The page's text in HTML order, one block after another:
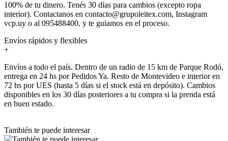
100% de tu dinero. Tenés 30 días para cambios (excepto ropa
interior). Contactanos en contacto@grupoleitex.com, Instagram
vcp.uy o al 095488400, y te guiamos en el proceso.
Envíos rápidos y flexibles
+
Envíos a todo el país. Dentro de un radio de 15 km de Parque Rodó,
entrega en 24 hs por Pedidos Ya. Resto de Montevideo e interior en
72 hs por UES (hasta 5 días si el stock está en depósito). Cambios
disponibles en los 30 días posteriores a tu compra si la prenda está
en buen estado.
También te puede interesar